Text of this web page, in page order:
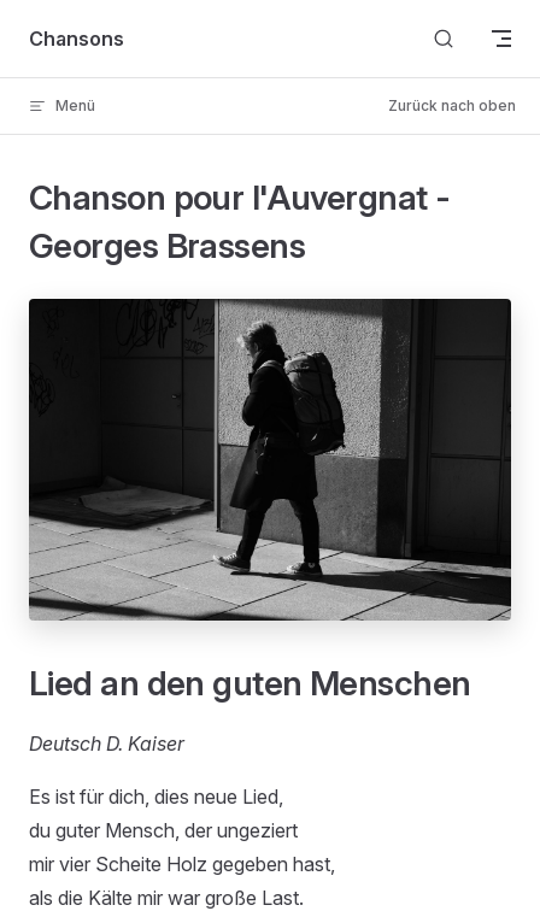
Skip to content
Chansons
Menü Zurück nach oben
Chanson pour l'Auvergnat -
Georges Brassens
Lied an den guten Menschen
Deutsch D. Kaiser
Es ist für dich, dies neue Lied,
du guter Mensch, der ungeziert
mir vier Scheite Holz gegeben hast,
als die Kälte mir war große Last.